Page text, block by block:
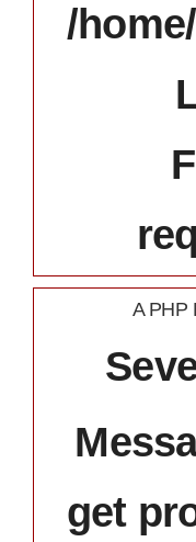
/
A PHP
get